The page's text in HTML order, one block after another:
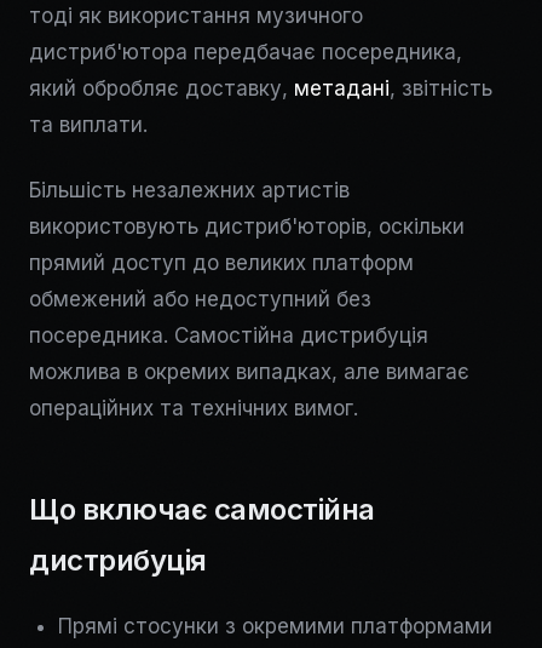
тоді як використання музичного
дистриб'ютора передбачає посередника,
який обробляє доставку, метадані, звітність
та виплати.
Більшість незалежних артистів
використовують дистриб'юторів, оскільки
прямий доступ до великих платформ
обмежений або недоступний без
посередника. Самостійна дистрибуція
можлива в окремих випадках, але вимагає
операційних та технічних вимог.
Що включає самостійна
дистрибуція
Прямі стосунки з окремими платформами